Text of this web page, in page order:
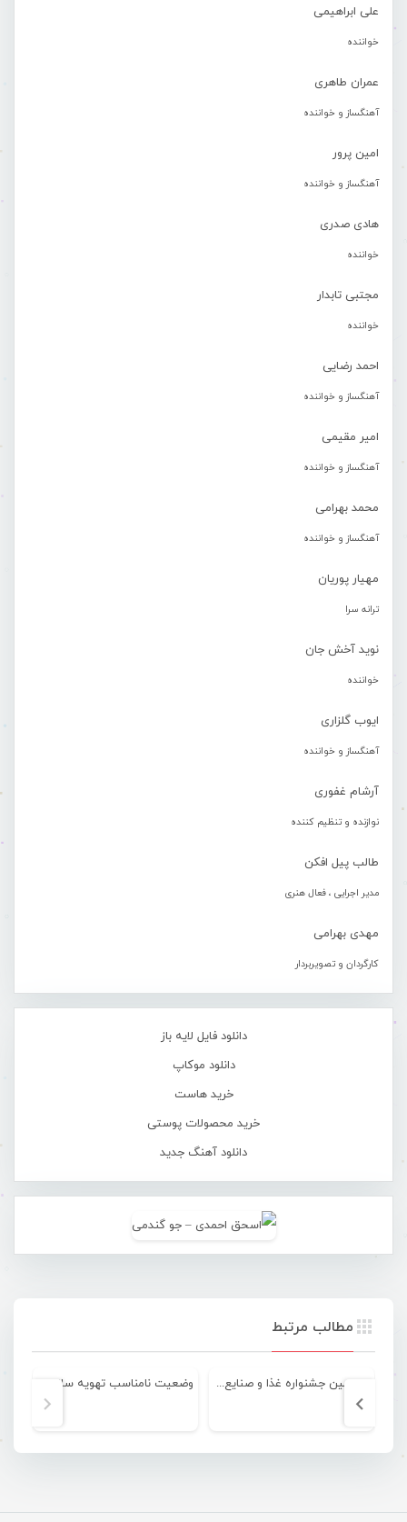
علی ابراهیمی
خواننده
عمران طاهری
آهنگساز و خواننده
امین پرور
آهنگساز و خواننده
هادی صدری
خواننده
مجتبی تابدار
خواننده
احمد رضایی
آهنگساز و خواننده
امیر مقیمی
آهنگساز و خواننده
محمد بهرامی
آهنگساز و خواننده
مهیار پوریان
ترانه سرا
نوید آخش جان
خواننده
ایوب گلزاری
آهنگساز و خواننده
آرشام غفوری
نوازنده و تنظیم کننده
طالب پیل افکن
مدیر اجرایی ، فعال هنری
مهدی بهرامی
کارگردان و تصویربردار
دانلود فایل لایه باز
دانلود موکاپ
خرید هاست
خرید محصولات پوستی
دانلود آهنگ جدید
مطالب مرتبط
چهارمین جشنواره غذا و صنایع دستی در جهت حمایت از کودکان سرطانی